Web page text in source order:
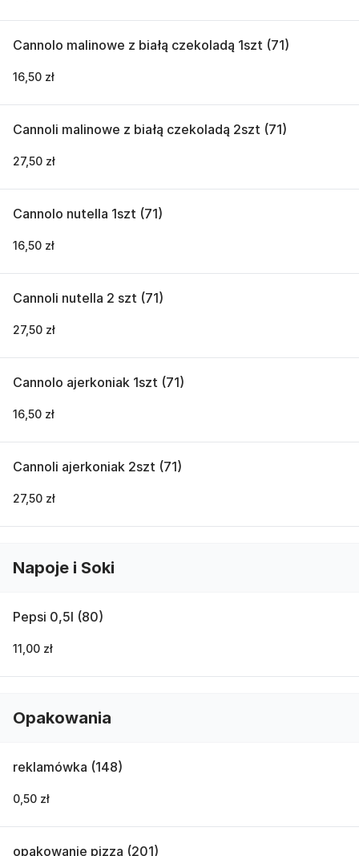
Cannolo malinowe z białą czekoladą 1szt (71)
16,50 zł
Cannoli malinowe z białą czekoladą 2szt (71)
27,50 zł
Cannolo nutella 1szt (71)
16,50 zł
Cannoli nutella 2 szt (71)
27,50 zł
Cannolo ajerkoniak 1szt (71)
16,50 zł
Cannoli ajerkoniak 2szt (71)
27,50 zł
Napoje i Soki
Pepsi 0,5l (80)
11,00 zł
Opakowania
reklamówka (148)
0,50 zł
opakowanie pizza (201)